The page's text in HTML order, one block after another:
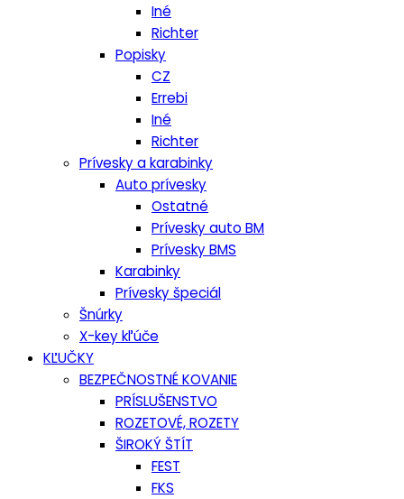
Iné
Richter
Popisky
CZ
Errebi
Iné
Richter
Prívesky a karabinky
Auto prívesky
Ostatné
Prívesky auto BM
Prívesky BMS
Karabinky
Prívesky špeciál
Šnúrky
X-key kľúče
KĽUČKY
BEZPEČNOSTNÉ KOVANIE
PRÍSLUŠENSTVO
ROZETOVÉ, ROZETY
ŠIROKÝ ŠTÍT
FEST
FKS